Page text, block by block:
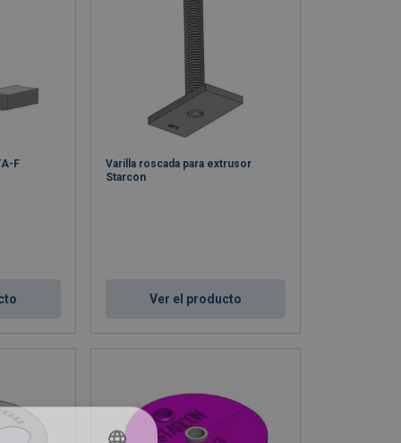
F
Varilla roscada para extrusor
Starcon
Ver el producto